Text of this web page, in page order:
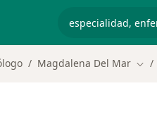
Magdalena Del Mar